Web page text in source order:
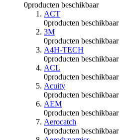
0producten beschikbaar
ACT
0producten beschikbaar
3M
0producten beschikbaar
A4H-TECH
0producten beschikbaar
ACL
0producten beschikbaar
Acuity
0producten beschikbaar
AEM
0producten beschikbaar
Aerocatch
0producten beschikbaar